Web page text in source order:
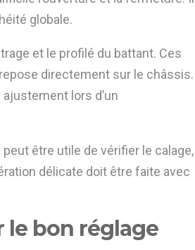
globale.
et le profilé du battant. Ces
directement sur le châssis.
lors d’un
être utile de vérifier le calage,
délicate doit être faite avec
le bon réglage